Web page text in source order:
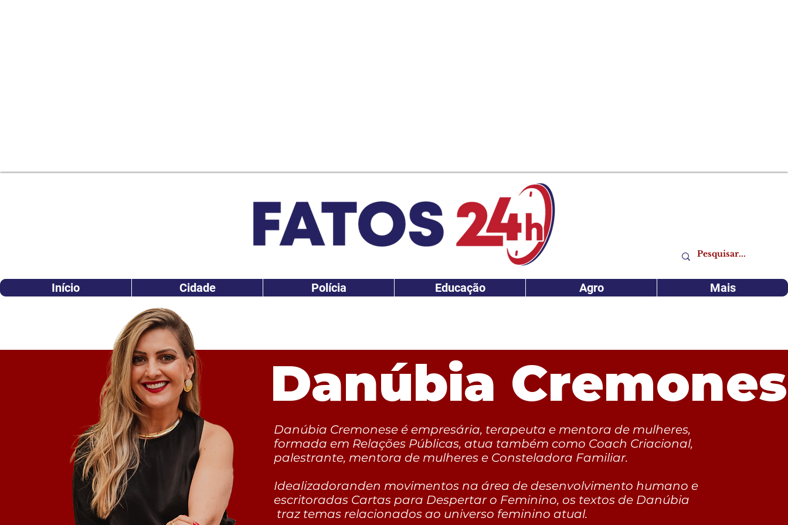
Início Cidade Polícia Educação Agro Mais
Danúbia
Danúbia Cremonese é empresária, terapeuta e mentora de mulheres,
formada em Relações Públicas, atua também como Coach Criacional,
palestrante, mentora de mulheres e Consteladora Familiar.
Idealizadoranden movimentos na área de desenvolvimento humano e
escritoradas Cartas para Despertar o Feminino, os textos de Danúbia
traz temas relacionados ao universo feminino atual.